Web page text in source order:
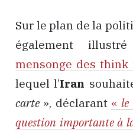
Sur le plan de la
également
mensonge des
lequel l’Iran
carte », déclarant « le
question importante à